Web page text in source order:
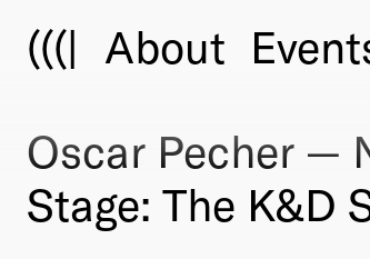
(((| About
Oscar Pecher —
Stage: The K&D